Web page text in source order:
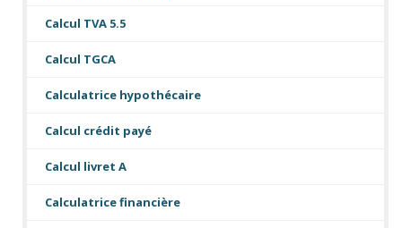
Calcul TVA 5.5
Calcul TGCA
Calculatrice hypothécaire
Calcul crédit payé
Calcul livret A
Calculatrice financière